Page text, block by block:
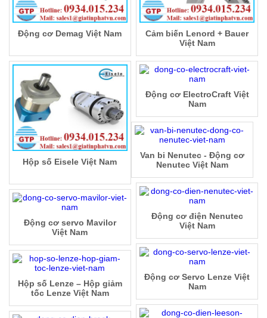
Động cơ Demag Việt Nam
Cảm biến Lenord + Bauer
Việt Nam
Hộp số Eisele Việt Nam
Động cơ ElectroCraft Việt
Nam
Van bi Nenutec - Động cơ
Nenutec Việt Nam
Động cơ điện Nenutec
Việt Nam
Động cơ servo Mavilor
Việt Nam
Động cơ Servo Lenze Việt
Nam
Hộp số Lenze – Hộp giảm
tốc Lenze Việt Nam